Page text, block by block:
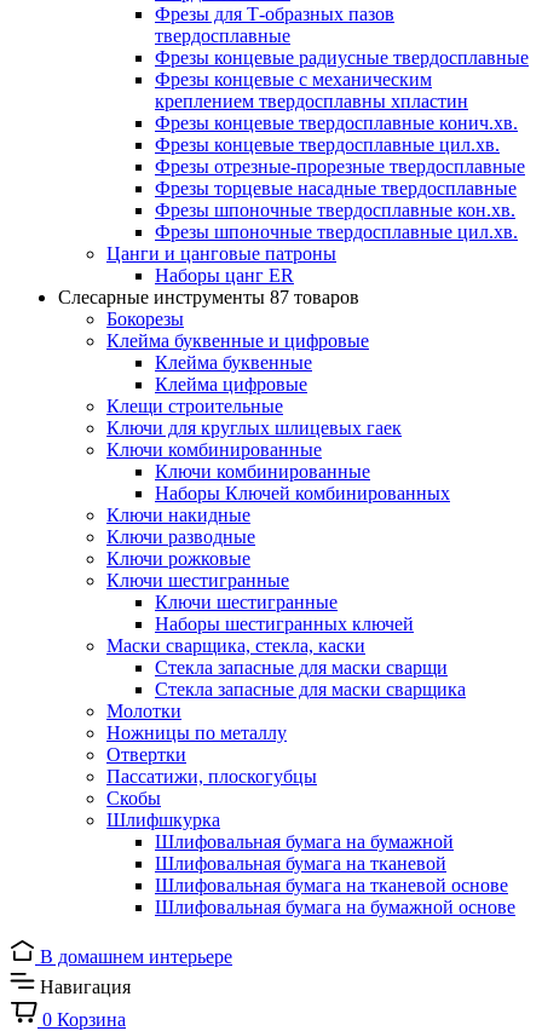
Фрезы для Т-образных пазов
твердосплавные
Фрезы концевые радиусные твердосплавные
Фрезы концевые с механическим
креплением твердосплавны хпластин
Фрезы концевые твердосплавные конич.хв.
Фрезы концевые твердосплавные цил.хв.
Фрезы отрезные-прорезные твердосплавные
Фрезы торцевые насадные твердосплавные
Фрезы шпоночные твердосплавные кон.хв.
Фрезы шпоночные твердосплавные цил.хв.
Цанги и цанговые патроны
Наборы цанг ER
Слесарные инструменты 87 товаров
Бокорезы
Клейма буквенные и цифровые
Клейма буквенные
Клейма цифровые
Клещи строительные
Ключи для круглых шлицевых гаек
Ключи комбинированные
Ключи комбинированные
Наборы Ключей комбинированных
Ключи накидные
Ключи разводные
Ключи рожковые
Ключи шестигранные
Ключи шестигранные
Наборы шестигранных ключей
Маски сварщика, стекла, каски
Стекла запасные для маски сварщи
Стекла запасные для маски сварщика
Молотки
Ножницы по металлу
Отвертки
Пассатижи, плоскогубцы
Скобы
Шлифшкурка
Шлифовальная бумага на бумажной
Шлифовальная бумага на тканевой
Шлифовальная бумага на тканевой основе
Шлифовальная бумага на бумажной основе
В домашнем интерьере
Навигация
0 Корзина